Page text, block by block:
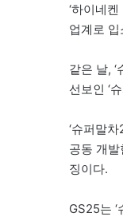
‘하이네
업계로
같은 날,
선보인 ‘
‘슈퍼말
공동 개발
징이다.
GS25는